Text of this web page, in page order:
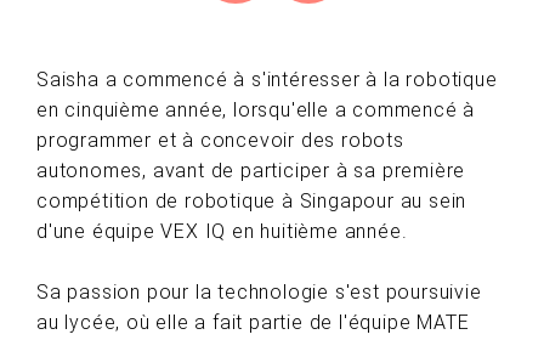
Saisha a commencé à s'intéresser à la robotique
en cinquième année, lorsqu'elle a commencé à
programmer et à concevoir des robots
autonomes, avant de participer à sa première
compétition de robotique à Singapour au sein
d'une équipe VEX IQ en huitième année.
Sa passion pour la technologie s'est poursuivie
au lycée, où elle a fait partie de l'équipe MATE